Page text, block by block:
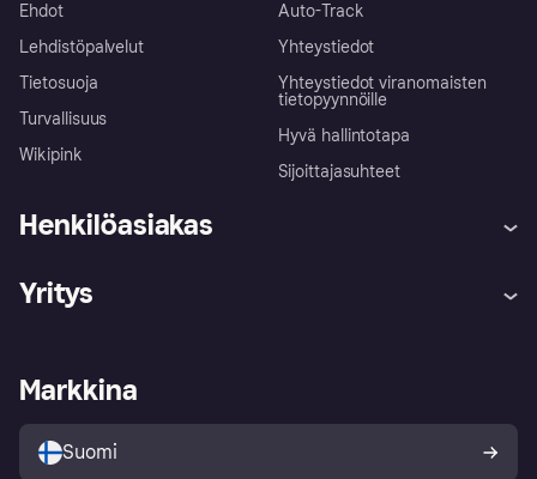
Ehdot
Lehdistöpalvelut
Tietosuoja
Turvallisuus
Wikipink
Auto-Track
Yhteystiedot
Yhteystiedot viranomaisten
tietopyynnöille
Hyvä hallintotapa
Sijoittajasuhteet
Henkilöasiakas
Ohje
Kirjaudu sisään
Tutustu kauppoihin
Ostajan turva
Yritys
Kirjaudu sisään yrityksenä
Markkina
Suomi